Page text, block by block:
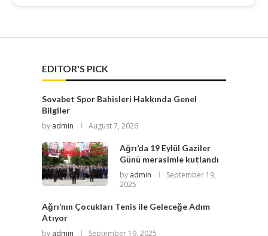
EDITOR'S PICK
Sovabet Spor Bahisleri Hakkında Genel
Bilgiler
by admin August 7, 2026
Ağrı’da 19 Eylül Gaziler
Günü merasimle kutlandı
by admin
September 19,
2025
Ağrı’nın Çocukları Tenis ile Geleceğe Adım
Atıyor
by admin September 19, 2025